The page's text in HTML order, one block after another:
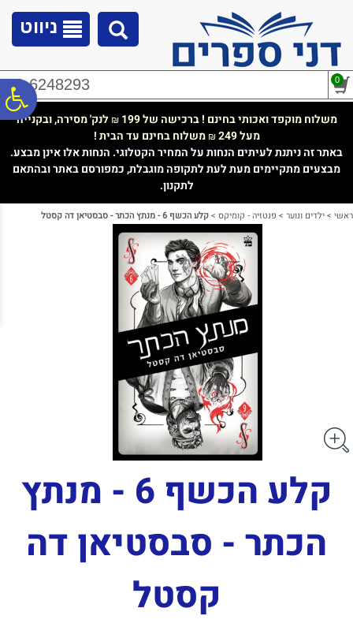
נגישות
ניווט
02-6248293 0
משלוח מוקפד ואכותי בחינם ! ברכישה של 199 ₪ לנק' מסירה, ובקנייה
מעל 249
₪משלוח בחינם עד הבית !
באתר זה ניתנת לעיתים הנחות על המחיר הקטלוגי. הנחות אלו אינן מבצע.
מבצעים מתקיימים מעת לעת לתקופה מוגבלת, כמפורסם באתר ובהתאם
לתקנון.
ראשי >ילדים ונוער > פנטזיה - קומיקס >קלע הכשף 6 - מנתץ הכתר - סבסטיאן דה קסטל
קלע הכשף 6 - מנתץ
הכתר - סבסטיאן דה
קסטל